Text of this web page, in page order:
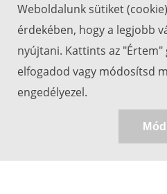
Weboldalunk sütiket
érdekében, hogy a legjobb
nyújtani. Kattints az "Értem"
elfogadod vagy módosítsd
engedélyezel.